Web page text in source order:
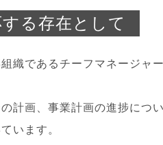
る存在として
織であるチーフマネージャ
計画、事業計画の進捗につ
います。